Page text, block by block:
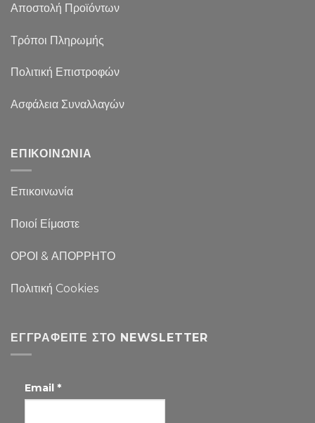
Αποστολή Προϊόντων
Τρόποι Πληρωμής
Πολιτική Επιστροφών
Ασφάλεια Συναλλαγών
ΕΠΙΚΟΙΝΩΝΙΑ
Επικοινωνία
Ποιοί Είμαστε
ΟΡΟΙ & ΑΠΟΡΡΗΤΟ
Πολιτική Cookies
ΕΓΓΡΑΦΕΊΤΕ ΣΤΟ NEWSLETTER
Email *